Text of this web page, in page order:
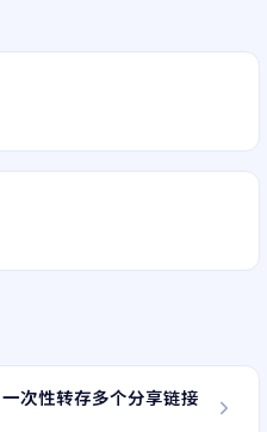
次性转存多个分享链接